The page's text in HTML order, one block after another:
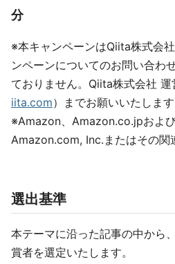
分
※本キャンペーンはQiita株式会
ンペーンについてのお問い合わ
ておりません。Qiita株式会社 運
iita.com）までお願いいたします
※Amazon、Amazon.co.jpおよ
Amazon.com, Inc.またはその関
選出基準
本テーマに沿った記事の中から
賞者を選定いたします。